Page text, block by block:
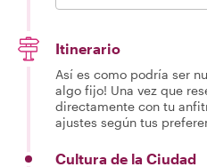
Itinerario
Así es como podría ser
algo fijo! Una vez que
directamente con tu
ajustes según tus
Cultura de la Ciudad